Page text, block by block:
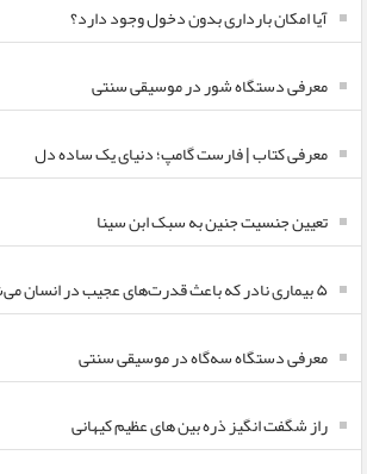
آیا امکان بارداری بدون دخول وجود دارد؟
معرفی دستگاه شور در موسیقی سنتی
معرفی کتاب | فارست گامپ؛ دنیای یک ساده دل
تعیین جنسیت جنین به سبک ابن سینا
۵ بیماری نادر که باعث قدرت‌های عجیب در انسان می‌شود!
معرفی دستگاه سه‌گاه در موسیقی سنتی
راز شگفت انگیز ذره بین های عظیم کیهانی